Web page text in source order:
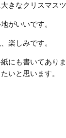
きなクリスマス
がいいです。
楽しみです。
にも書いてあり
いと思います。